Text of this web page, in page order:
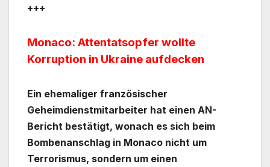
+++
Monaco: Attentatsopfer wollte
Korruption in Ukraine aufdecken
Ein ehemaliger französischer
Geheimdienstmitarbeiter hat einen AN-
Bericht bestätigt, wonach es sich beim
Bombenanschlag in Monaco nicht um
Terrorismus, sondern um einen